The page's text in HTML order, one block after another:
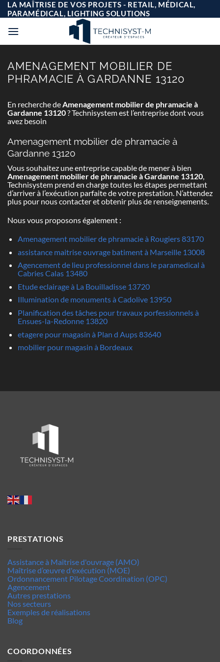
Passer
au
contenu
LA MAÎTRISE DE VOS PROJETS - RETAIL, MÉDICAL,
PARAMÉDICAL, LIGHTING SOLUTIONS
AMENAGEMENT MOBILIER DE
PHRAMACIE À GARDANNE 13120
En recherche deAmenagement mobilier de phramacie à
Gardanne 13120? Technisystem est l’entreprise dont vous
avez besoin
Amenagement mobilier de phramacie à
Gardanne 13120
Vous souhaitez une entreprise capable de mener à bien
Amenagement mobilier de phramacie à Gardanne 13120,
Technisystem prend en charge toutes les étapes permettant
d’arriver à l’exécution parfaite de votre prestation. N’attendez
plus pour nous contacter et obtenir plus de renseignements.
Nous vous proposons également :
Amenagement mobilier de phramacie à Rougiers 83170
assistance maitrise ouvrage batiment à Marseille 13008
Agencement de lieu professionnel dans le paramedical à
Cabries Calas 13480
Etude eclairage à La Bouilladisse 13720
Illumination de monuments à Cadolive 13950
Planification des tâches pour travaux porfessionnels à
Ensues-la-Redonne 13820
etagere pour magasin à Plan d Aups 83640
mobilier pour magasin à Bordeaux
PRESTATIONS
Assistance à Maîtrise d'ouvrage (AMO)
Maîtrise d’œuvre d'exécution (MOE)
Ordonnancement Pilotage Coordination (OPC)
Agencement
Autres prestations
Nos secteurs
Exemples de réalisations
Blog
COORDONNÉES